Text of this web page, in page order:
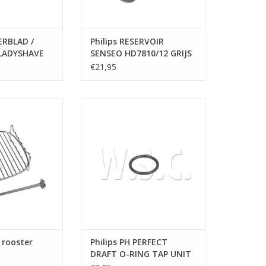
/
Philips RESERVOIR
SENSEO HD7810/12 GRIJS
€21,95
WINKELWAGEN
rooster
Philips PH PERFECT
DRAFT O-RING TAP UNIT